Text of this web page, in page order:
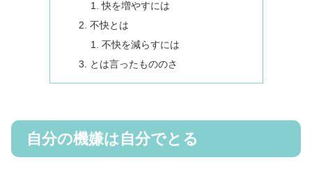
快を増やすには
不快とは
不快を減らすには
とは言ったもののさ
自分の機嫌は自分でとる